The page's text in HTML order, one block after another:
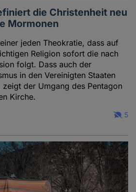
die Christenheit neu
Mormonen
jeden Theokratie, dass auf
Religion sofort die nach
folgt. Dass auch der
in den Vereinigten Staaten
der Umgang des Pentagon
Kirche.
5